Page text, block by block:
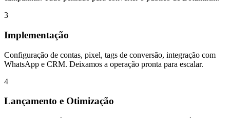
3
Implementação
Configuração de contas, pixel, tags de conversão, integração com
WhatsApp e CRM. Deixamos a operação pronta para escalar.
4
Lançamento e Otimização